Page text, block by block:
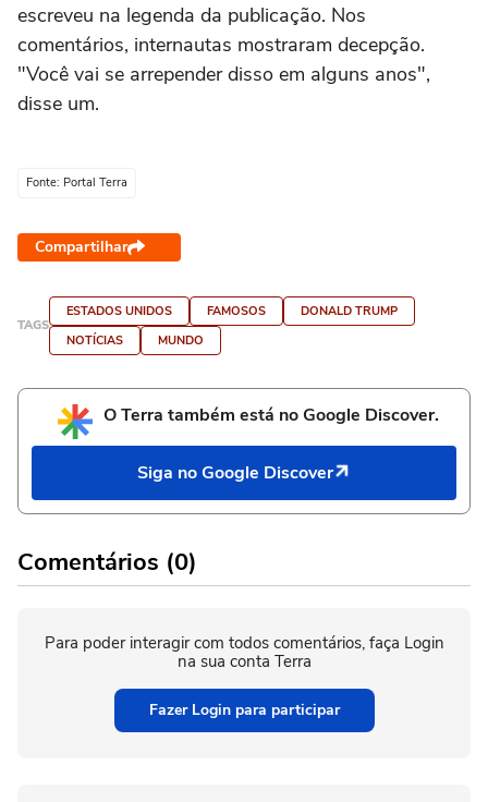
escreveu na legenda da publicação. Nos
comentários, internautas mostraram decepção.
"Você vai se arrepender disso em alguns anos",
disse um.
Fonte: Portal Terra
Compartilhar
TAGS
ESTADOS UNIDOS FAMOSOS
DONALD TRUMP
NOTÍCIAS
MUNDO
O Terra também está no Google Discover.
Siga no Google Discover
Comentários (0)
Para poder interagir com todos comentários, faça Login
na sua conta Terra
Fazer Login para participar